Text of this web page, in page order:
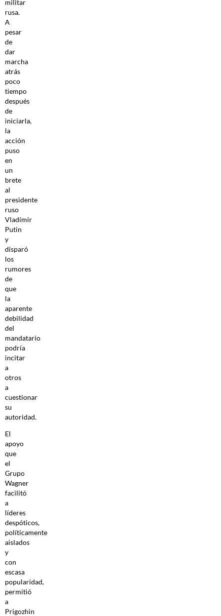
militar
rusa.
A
pesar
de
dar
marcha
atrás
poco
tiempo
después
de
iniciarla,
la
acción
puso
en
un
brete
al
presidente
ruso
Vladímir
Putin
y
disparó
los
rumores
de
que
la
aparente
debilidad
del
mandatario
podría
incitar
a
otros
a
cuestionar
su
autoridad.
El
apoyo
que
el
Grupo
Wagner
facilitó
a
líderes
despóticos,
políticamente
aislados
y
con
escasa
popularidad,
permitió
a
Prigozhin